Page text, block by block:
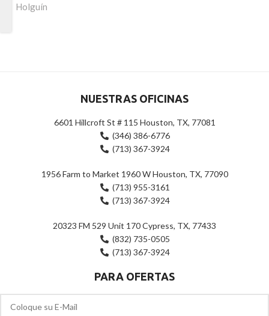
Holguín
NUESTRAS OFICINAS
6601 Hillcroft St # 115 Houston, TX, 77081
(346) 386-6776
(713) 367-3924
1956 Farm to Market 1960 W Houston, TX, 77090
(713) 955-3161
(713) 367-3924
20323 FM 529 Unit 170 Cypress, TX, 77433
(832) 735-0505
(713) 367-3924
PARA OFERTAS